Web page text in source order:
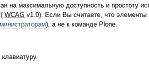
на максимальную доступность и простоту
(WCAG v1.0). Если Вы считаете, что элементы
), а не к команде Plone.